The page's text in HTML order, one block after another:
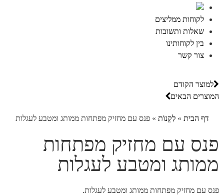
לקוחות ממליצים
שאלות ותשובות
בין לקוחותינו
צור קשר
למוצר הקודם
המוצרים הבאים
דף הבית»לִקְנוֹת»פנס עם מחזיק מפתחות ממותג ומטבע לעגלות
פנס עם מחזיק מפתחות
ממותג ומטבע לעגלות
פנס עם מחזיק מפתחות ממותג ומטבע לעגלות.